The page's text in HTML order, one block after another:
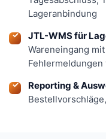
Lageranbindung
JTL-WMS für
Wareneingang
Reporting &